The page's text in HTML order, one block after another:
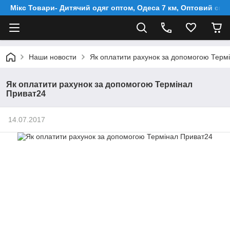
Мікс Товари- Дитячий одяг оптом, Одеса 7 км, Оптовий
Наши новости Як оплатити рахунок за допомогою
Як оплатити рахунок за допомогою Термінал
Приват24
14.07.2017